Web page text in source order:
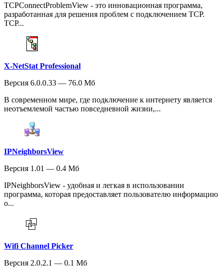
TCPConnectProblemView - это инновационная программа,
разработанная для решения проблем с подключением TCP.
TCP...
X-NetStat Professional
Версия 6.0.0.33 — 76.0 Мб
В современном мире, где подключение к интернету является
неотъемлемой частью повседневной жизни,...
IPNeighborsView
Версия 1.01 — 0.4 Мб
IPNeighborsView - удобная и легкая в использовании
программа, которая предоставляет пользователю информацию
о...
Wifi Channel Picker
Версия 2.0.2.1 — 0.1 Мб